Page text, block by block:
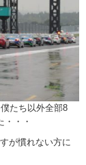
たち以外全部8
・・
が慣れない方に